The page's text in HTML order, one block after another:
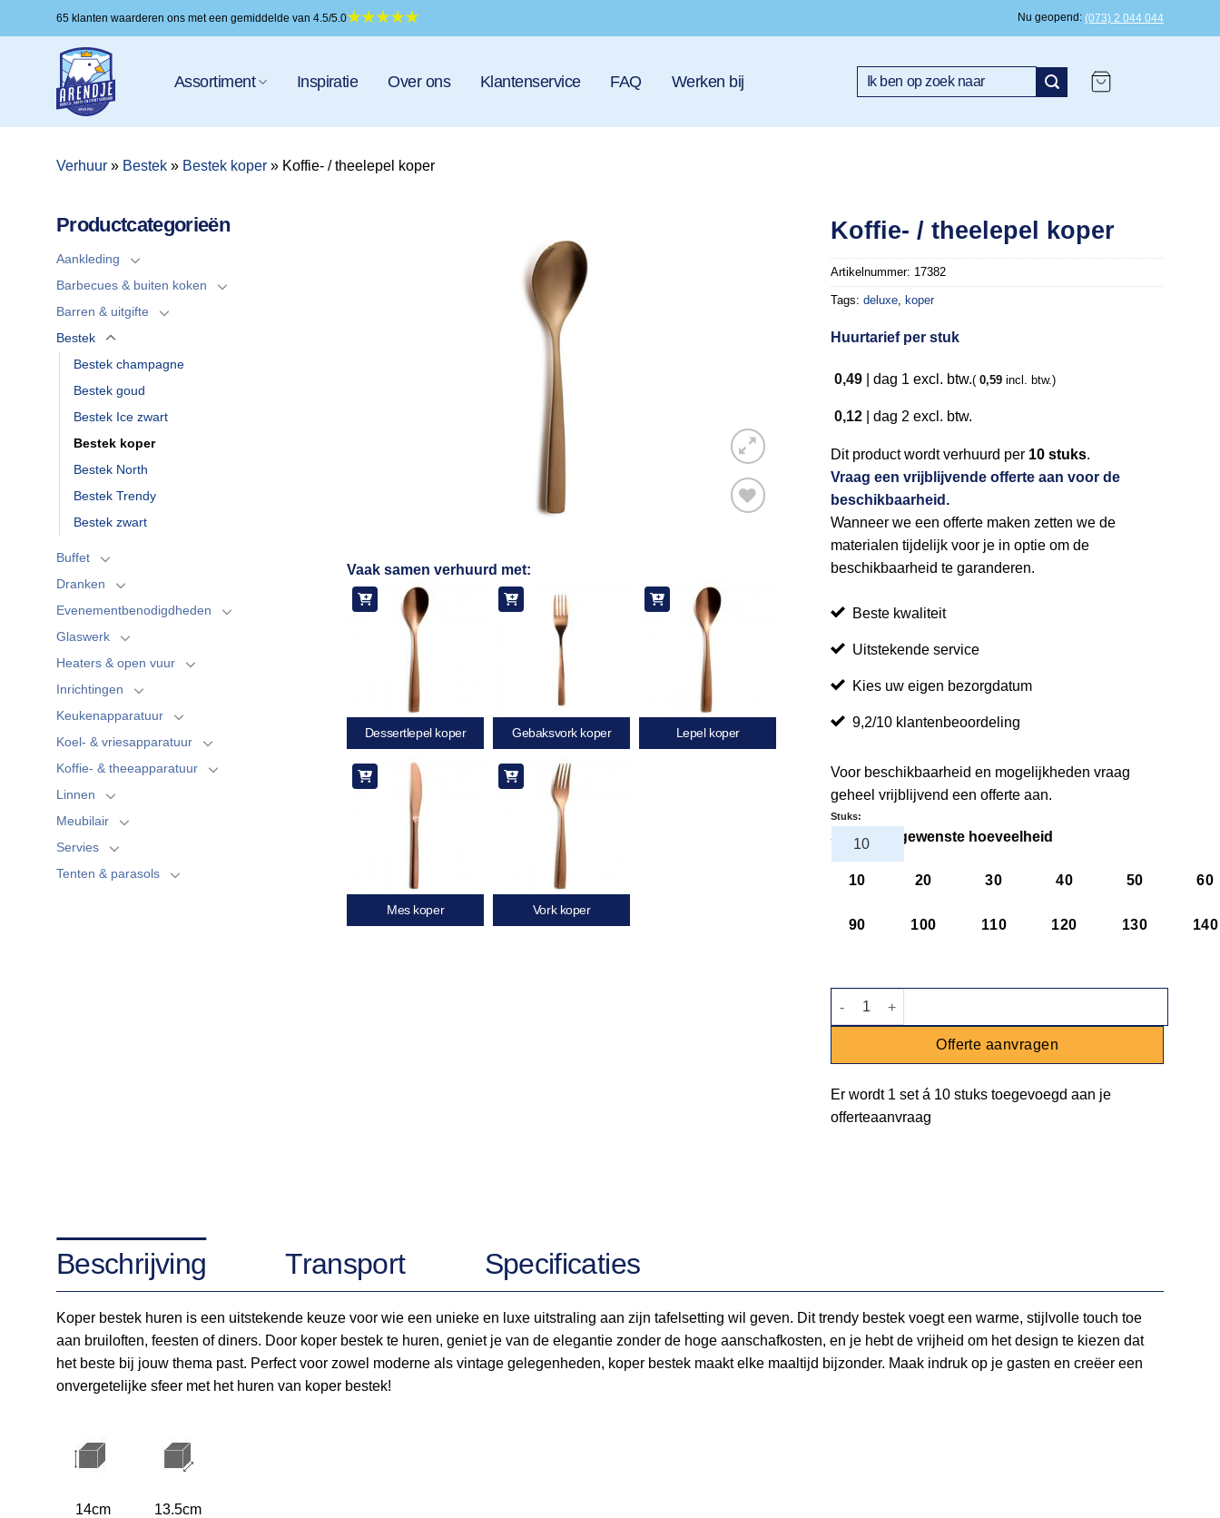
naar
65 klanten waarderen ons met een gemiddelde van 4.5/5.0 Nu geopend (073) 2 044 044
Assortiment Inspiratie Over ons Klantenservice FAQ Werken bij
Zoeken
Verhuur » Bestek » Bestek koper » Koffie- / theelepel koper
Productcategorieën
Aankleding
Barbecues & buiten koken
Barren & uitgifte
Bestek
Bestek champagne
Bestek goud
Bestek Ice zwart
Bestek koper
Bestek North
Bestek Trendy
Bestek zwart
Buffet
Dranken
Evenementbenodigdheden
Glaswerk
Heaters & open vuur
Inrichtingen
Keukenapparatuur
Koel- & vriesapparatuur
Koffie- & theeapparatuur
Linnen
Meubilair
Servies
Tenten & parasols
verlanglijst
Vaak samen verhuurd met:
Dessertlepel koper Gebaksvork koper Lepel koper
Mes koper Vork koper
Koffie- / theelepel koper
Artikelnummer: 17382
Tags:deluxe, koper
Huurtarief per stuk
0,49 |dag 1 excl. btw.( 0,59 incl. btw.)
0,12 |dag 2 excl. btw.
Dit product wordt verhuurd per 10 stuks.
Vraag een vrijblijvende offerte aan voor de
beschikbaarheid.
Wanneer we een offerte maken zetten we de
materialen tijdelijk voor je in optie om de
beschikbaarheid te garanderen.
Beste kwaliteit
Uitstekende service
Kies uw eigen bezorgdatum
9,2/10 klantenbeoordeling
Voor beschikbaarheid en mogelijkheden vraag
geheel vrijblijvend een offerte aan.
Selecteer gewenste hoeveelheid
10 20 30 40 50 60
90 100 110 120 130 140
Stuks:
Koffie- / theelepel koper aantal
Offerte aanvragen
Er wordt 1 setá 10 stuks toegevoegd aan je
offerteaanvraag
Beschrijving Transport Specificaties
Koper bestek huren is een uitstekende keuze voor wie een unieke en luxe uitstraling aan zijn tafelsetting wil geven. Dit trendy bestek voegt een warme, stijlvolle touch toe
aan bruiloften, feesten of diners. Door koper bestek te huren, geniet je van de elegantie zonder de hoge aanschafkosten, en je hebt de vrijheid om het design te kiezen dat
het beste bij jouw thema past. Perfect voor zowel moderne als vintage gelegenheden, koper bestek maakt elke maaltijd bijzonder. Maak indruk op je gasten en creëer een
onvergetelijke sfeer met het huren van koper bestek!
14cm 13.5cm